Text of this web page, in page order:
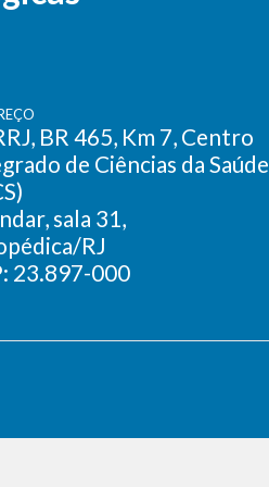
BR 465, Km 7, Centro
de Ciências da Saúde
sala 31,
RJ
23.897-000